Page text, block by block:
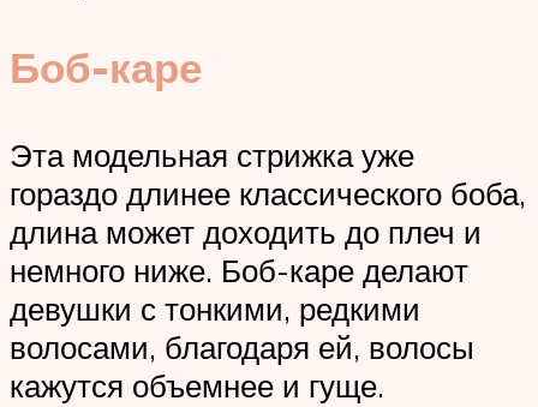
Боб-каре
Эта модельная стрижка уже
гораздо длинее классического боба,
длина может доходить до плеч и
немного ниже. Боб-каре делают
девушки с тонкими, редкими
волосами, благодаря ей, волосы
кажутся объемнее и гуще.